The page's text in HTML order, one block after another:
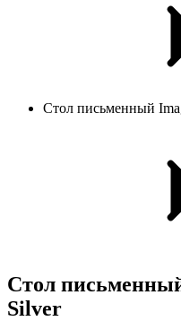
Стол письменный
Стол
Silver